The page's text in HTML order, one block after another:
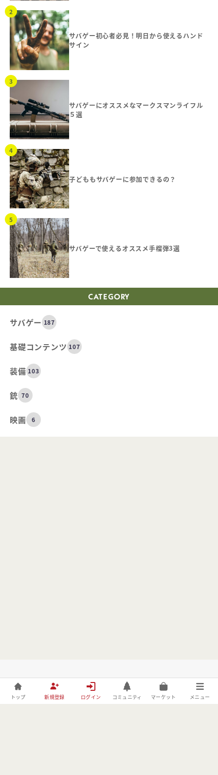
サバゲー初心者必見！明日から使えるハンド
サイン
サバゲーにオススメなマークスマンライフル
５選
子どももサバゲーに参加できるの？
サバゲーで使えるオススメ手榴弾3選
CATEGORY
サバゲー 187
基礎コンテンツ 107
装備 103
銃 70
映画 6
トップ 新規登録 ログイン コミュニティ マーケット メニュー